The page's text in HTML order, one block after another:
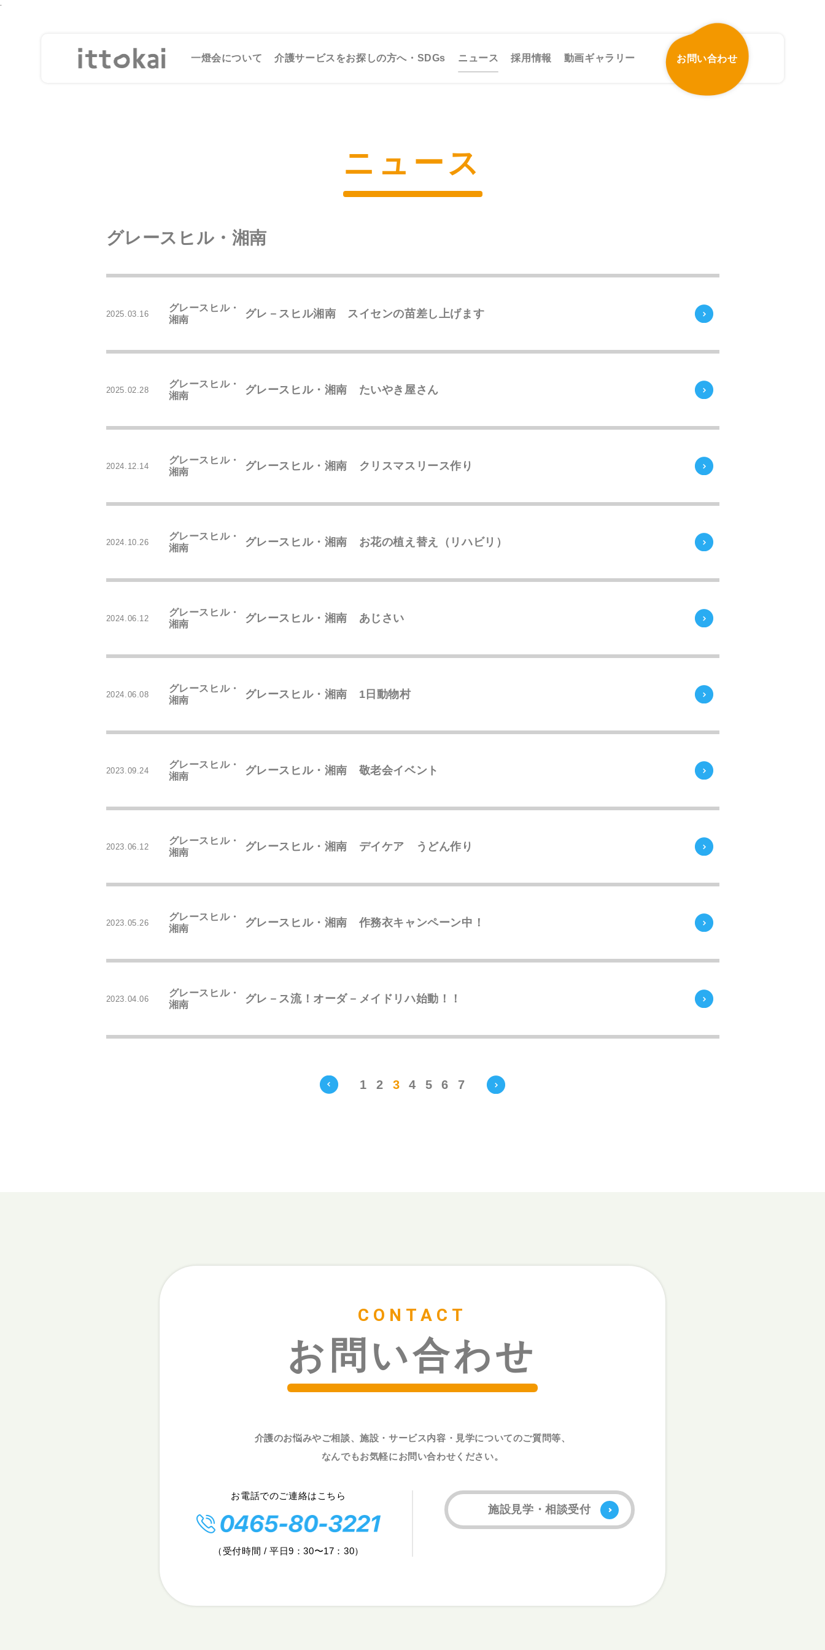
一燈会について 介護サービスをお探しの方へ・SDGs ニュース 採用情報 動画ギャラリー お問い合わせ
ニュース
グレースヒル・湘南
2025.03.16
グレースヒル・
湘南
グレ－スヒル湘南 スイセンの苗差し上げます
2025.02.28
グレースヒル・
湘南
グレースヒル・湘南 たいやき屋さん
2024.12.14
グレースヒル・
湘南
グレースヒル・湘南 クリスマスリース作り
2024.10.26
グレースヒル・
湘南
グレースヒル・湘南 お花の植え替え（リハビリ）
2024.06.12
グレースヒル・
湘南
グレースヒル・湘南 あじさい
2024.06.08
グレースヒル・
湘南
グレースヒル・湘南 1日動物村
2023.09.24
グレースヒル・
湘南
グレースヒル・湘南 敬老会イベント
2023.06.12
グレースヒル・
湘南
グレースヒル・湘南 デイケア うどん作り
2023.05.26
グレースヒル・
湘南
グレースヒル・湘南 作務衣キャンペーン中！
2023.04.06
グレースヒル・
湘南
グレ－ス流！オーダ－メイドリハ始動！！
1 2 3 4 5 6 7
CONTACT
お問い合わせ
介護のお悩みやご相談、施設・サービス内容・見学についてのご質問等、
なんでもお気軽にお問い合わせください。
お電話でのご連絡はこちら
（受付時間 / 平日9：30〜17：30）
施設見学・相談受付